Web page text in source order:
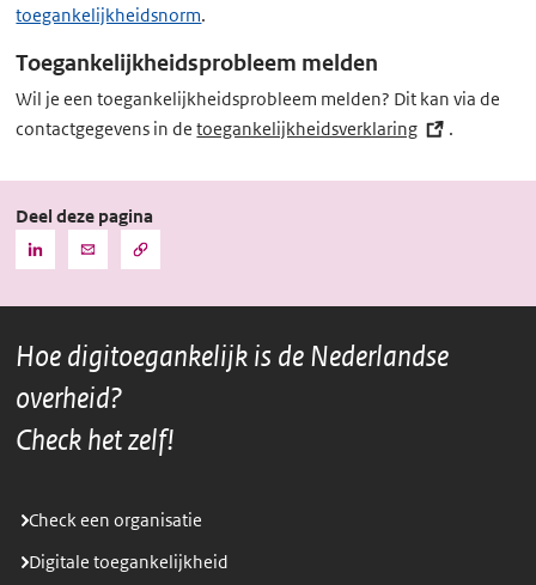
toegankelijkheidsnorm.
Toegankelijkheidsprobleem melden
Wil je een toegankelijkheidsprobleem melden? Dit kan via de
contactgegevens in detoegankelijkheidsverklaring (externe
.
Deel deze pagina
Deel
pagina
LinkedIn
Deel
pagina
Mail
Kopieer
de
naar
Hoe digitoegankelijk is de Nederlandse
overheid?
Check het zelf!
Check een organisatie
Digitale toegankelijkheid